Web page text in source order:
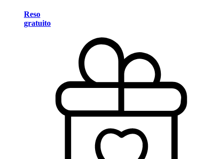
Reso
gratuito